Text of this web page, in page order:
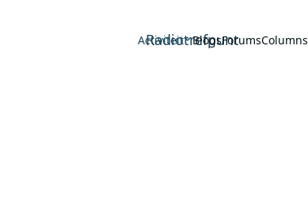
Radiotrefpunt
Activiteit BlogsForumsColumns